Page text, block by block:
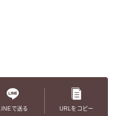
LINEで送る URLをコピー